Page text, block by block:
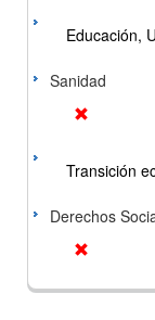
Educación,
Sanidad
Transición
Derechos